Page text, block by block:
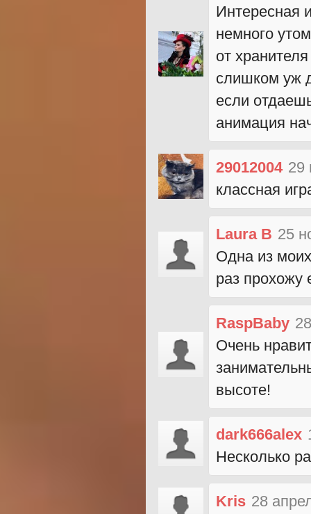
Интересная
немного
от
слишком уж
если
анимация
29012004 29
классная
Laura B 25
Одна из
раз прохожу
RaspBaby
Очень
высоте!
dark666alex
Несколько
Kris 28